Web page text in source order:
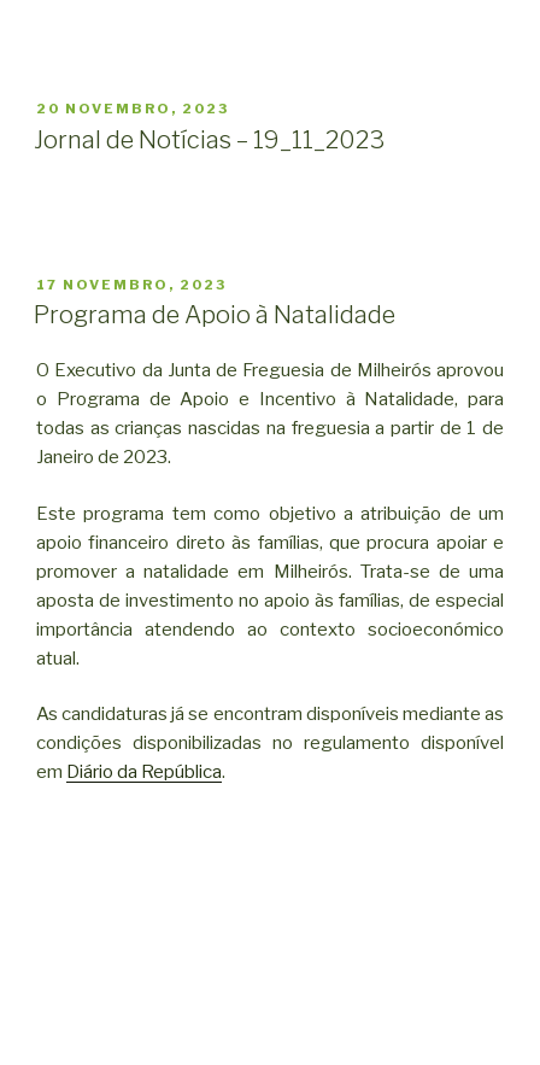
PUBLICADO
EM
20 NOVEMBRO, 2023
Jornal de Notícias – 19_11_2023
PUBLICADO
EM
17 NOVEMBRO, 2023
Programa de Apoio à Natalidade
O Executivo da Junta de Freguesia de Milheirós aprovou
o Programa de Apoio e Incentivo à Natalidade, para
todas as crianças nascidas na freguesia a partir de 1 de
Janeiro de 2023.
Este programa tem como objetivo a atribuição de um
apoio financeiro direto às famílias, que procura apoiar e
promover a natalidade em Milheirós. Trata-se de uma
aposta de investimento no apoio às famílias, de especial
importância atendendo ao contexto socioeconómico
atual.
As candidaturas já se encontram disponíveis mediante as
condições disponibilizadas no regulamento disponível
em Diário da República.